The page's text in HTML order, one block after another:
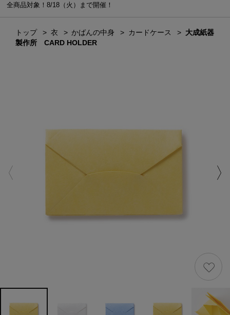
全商品対象！8/18（火）まで開催！
トップ 衣 かばんの中身 カードケース
大成紙器
製作所 CARD HOLDER